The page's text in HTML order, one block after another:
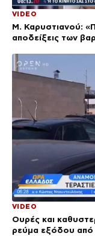
VIDEO
Μ. Καρυστιανού:
αποδείξεις των
VIDEO
Ουρές και
ρεύμα εξόδου από